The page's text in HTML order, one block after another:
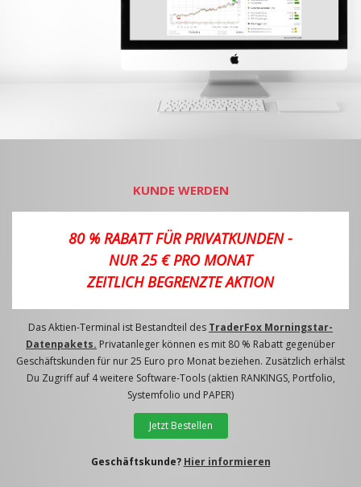
KUNDE WERDEN
80 % RABATT FÜR PRIVATKUNDEN -
NUR 25 € PRO MONAT
ZEITLICH BEGRENZTE AKTION
Das Aktien-Terminal ist Bestandteil des TraderFox Morningstar-
Datenpakets. Privatanleger können es mit 80 % Rabatt gegenüber
Geschäftskunden für nur 25 Euro pro Monat beziehen. Zusätzlich erhälst
Du Zugriff auf 4 weitere Software-Tools (aktien RANKINGS, Portfolio,
Systemfolio und PAPER)
Jetzt Bestellen
Geschäftskunde? Hier informieren